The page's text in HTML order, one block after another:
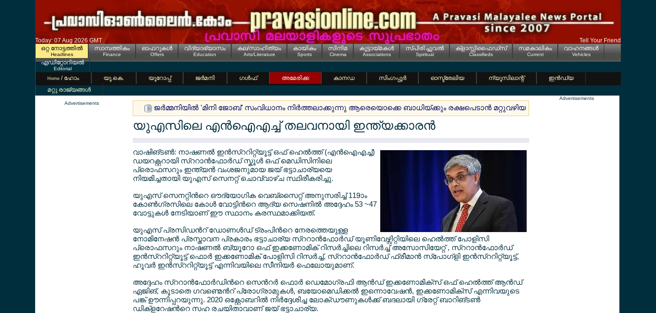
Today: 07 Aug 2026 GMT
Tell Your Friend
ഒറ്റ നോട്ടത്തില്‍
Headlines
സാമ്പത്തികം
Finance
ഓഫറുകള്‍
Offers
വിദ്യാഭ്യാസം
Education
കല/സാഹിത്യം
Arts/Literature
കായികം
Sports
സിനിമ
Cinema
കൂട്ടായ്മകള്‍
Associations
സ്പിരിച്ചുവല്‍
Spiritual
ക്ളാസ്സിഫൈഡ്സ്
Classifieds
സമകാലികം
Current
വാഹനങ്ങള്‍
Vehicles
എഡിറ്റോറിയല്‍
Editorial
Home / ഹോം യൂ.കെ. യൂറോപ്പ് ജര്‍മനി ഗള്‍ഫ് അമേരിക്ക കാനഡ സിംഗപ്പൂര്‍ ഓസ്ട്രേലിയ ന്യൂസിലാന്റ്
ഇന്‍ഡ്യ
മറ്റു രാജ്യങ്ങള്‍
Advertisements
ജര്‍മ്മനിയില്‍ 'മിനി ജോബ്' സംവിധാനം നിര്‍ത്തലാക്കുന്നു ആരെയൊക്കെ ബാധിയ്ക്കും രക്ഷപെടാന്‍ മറ്റുവഴിയുണ്ടോ
യുഎസിലെ എന്‍ഐഎച്ച് തലവനായി ഇന്ത്യക്കാരന്‍
വാഷിങ്ടണ്‍: നാഷണല്‍ ഇന്‍സ്ററിറ്റ്യൂട്ട് ഒഫ് ഹെല്‍ത്ത് (എന്‍ഐഎച്ച്)
ഡയറക്റ്ററായി സ്ററാന്‍ഫോര്‍ഡ് സ്കൂള്‍ ഒഫ് മെഡിസിനിലെ
പ്രൊഫസറും ഇന്ത്യന്‍ വംശജനുമായ ജയ് ഭട്ടാചാര്യയെ
നിയമിച്ചതായി യുഎസ് സെനറ്റ് ചൊവ്വാഴ്ച സ്ഥിരീകരിച്ചു.
യുഎസ് സെനറ്റിന്‍റെ ഔദ്യോഗിക വെബ്സൈറ്റ് അനുസരിച്ച് 119ാം
കോണ്‍ഗ്രസിലെ കോള്‍ വോട്ടിന്‍റെ ആദ്യ സെഷനില്‍ അദ്ദേഹം 53 ~47
വോട്ടുകള്‍ നേടിയാണ് ഈ സ്ഥാനം കരസ്ഥമാക്കിയത്.
യുഎസ് പ്രസിഡന്‍റ് ഡോണള്‍ഡ് ട്രംപിന്‍റെ നേരത്തെയുള്ള
നോമിനേഷന്‍ പ്രസ്താവന പ്രകാരം ഭട്ടാചാര്യ സ്ററാന്‍ഫോര്‍ഡ് യൂണിവേഴ്സിറ്റിയിലെ ഹെല്‍ത്ത് പോളിസി
പ്രൊഫസറും നാഷണല്‍ ബ്യൂറോ ഒഫ് ഇക്കണോമിക് റിസര്‍ച്ചിലെ റിസര്‍ച്ച് അസോസിയേറ്റ് , സ്ററാന്‍ഫോര്‍ഡ്
ഇന്‍സ്ററിറ്റ്യൂട്ട് ഫൊര്‍ ഇക്കണോമിക് പോളിസി റിസര്‍ച്ച്, സ്ററാന്‍ഫോര്‍ഡ് ഫ്രീമാന്‍ സ്പോഗ്ളി ഇന്‍സ്ററിറ്റ്യൂട്ട്,
ഹൂവര്‍ ഇന്‍സ്ററിറ്റ്യൂട്ട് എന്നിവയിലെ സീനിയര്‍ ഫെലോയുമാണ്.
അദ്ദേഹം സ്ററാന്‍ഫോര്‍ഡിന്‍റെ സെന്‍റര്‍ ഫൊര്‍ ഡെമോഗ്രഫി ആന്‍ഡ് ഇക്കണോമിക്സ് ഒഫ് ഹെല്‍ത്ത് ആന്‍ഡ്
ഏജിങ്, കൂടാതെ ഗവണ്മെന്‍റ് പ്രോഗ്രാമുകള്‍, ബയോമെഡിക്കല്‍ ഇന്നൊവേഷന്‍, ഇക്കണോമിക്സ് എന്നിവയുടെ
പങ്ക് ഊന്നിപ്പറയുന്നു. 2020 ഒക്റ്റോബറില്‍ നിര്‍ദ്ദേശിച്ച ലോക്ഡൗണുകള്‍ക്ക് ബദലായി ഗ്രേറ്റ് ബാറിങ്ടണ്‍
ഡിക്ളറേഷന്‍റെ സഹ രചയിതാവാണ് ജയ് ഭട്ടാചാര്യ.
Advertisements